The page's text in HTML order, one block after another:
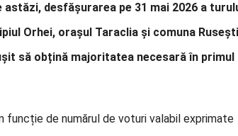
desfășurarea pe 31 mai 2026 a
Orhei, orașul Taraclia și comuna
să obțină majoritatea necesară în primul
de numărul de voturi valabil exprimate